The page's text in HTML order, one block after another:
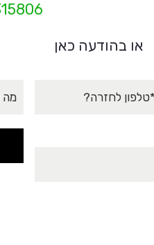
או בהודעה כאן